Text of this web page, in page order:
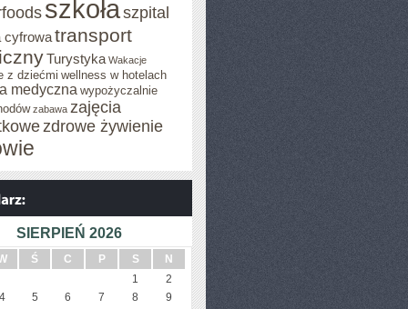
szkołaszpital
cyfrowatransport
Turystyka Wakacje
z dziećmi wellness w hotelach
medyczna wypożyczalnie
zabawa zajęcia
zdrowe żywienie
SIERPIEŃ 2026
Ś C P S
N
1
2
5 6 7 8
9